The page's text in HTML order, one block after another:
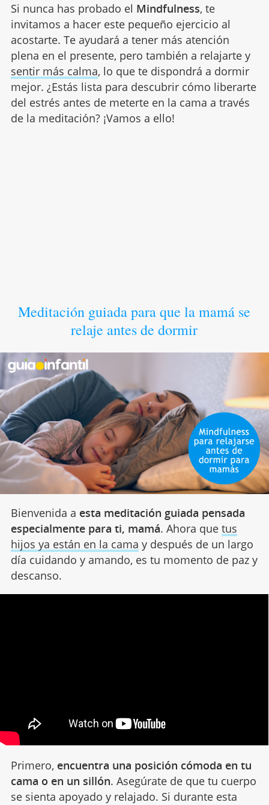
Si nunca has probado el Mindfulness, te
invitamos a hacer este pequeño ejercicio al
acostarte. Te ayudará a tener más atención
plena en el presente, pero también a relajarte y
sentir más calma, lo que te dispondrá a dormir
mejor. ¿Estás lista para descubrir cómo liberarte
del estrés antes de meterte en la cama a través
de la meditación? ¡Vamos a ello!
Meditación guiada para que la mamá se
relaje antes de dormir
Bienvenida a esta meditación guiada pensada
especialmente para ti, mamá. Ahora que tus
hijos ya están en la cama y después de un largo
día cuidando y amando, es tu momento de paz y
descanso.
Primero, encuentra una posición cómoda en tu
cama o en un sillón. Asegúrate de que tu cuerpo
se sienta apoyado y relajado. Si durante esta